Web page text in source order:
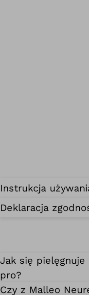
Instrukcja
Deklaracja
Jak się pielęgnuje
pro?
Czy z Malleo